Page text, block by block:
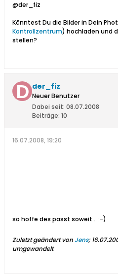
@der_fiz
Könntest Du die Bilder in Dein
Kontrollzentrum) hochladen und
stellen?
der_fiz
Neuer Benutzer
Dabei seit: 08.07.2008
Beiträge: 10
16.07.2008, 19:20
so hoffe des passt soweit... :-)
Zuletzt geändert von Jens;
umgewandelt